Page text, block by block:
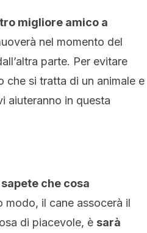
migliore amico a
nel momento del
parte. Per evitare
si tratta di un animale e
aiuteranno in questa
sapete che cosa
modo, il cane assocerà il
di piacevole, è sarà